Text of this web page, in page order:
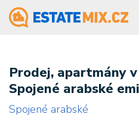
Prodej, apartmány
Spojené arabské
Spojené arabské